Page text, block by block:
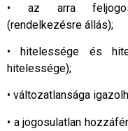
• az arra
(rendelkezésre állás);
• hitelessége és
hitelessége);
• változatlansága
• a jogosulatlan